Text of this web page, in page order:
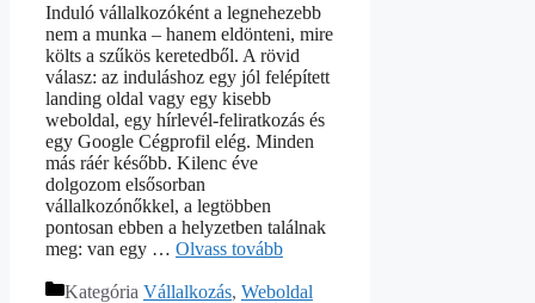
Induló vállalkozóként a legnehezebb
nem a munka – hanem eldönteni, mire
költs a szűkös keretedből. A rövid
válasz: az induláshoz egy jól felépített
landing oldal vagy egy kisebb
weboldal, egy hírlevél-feliratkozás és
egy Google Cégprofil elég. Minden
más ráér később. Kilenc éve
dolgozom elsősorban
vállalkozónőkkel, a legtöbben
pontosan ebben a helyzetben találnak
meg: van egy … Olvass tovább
Kategória Vállalkozás, Weboldal